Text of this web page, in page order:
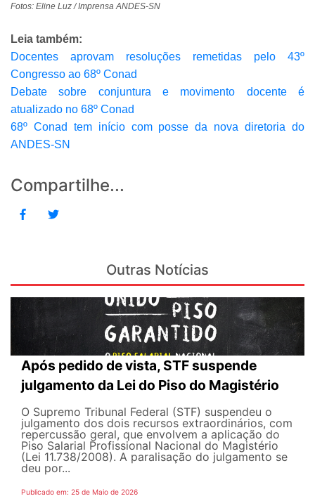
Fotos: Eline Luz / Imprensa ANDES-SN
Leia também:
Docentes aprovam resoluções remetidas pelo 43º
Congresso ao 68º Conad
Debate sobre conjuntura e movimento docente é
atualizado no 68º Conad
68º Conad tem início com posse da nova diretoria do
ANDES-SN
Compartilhe...
Outras Notícias
Após pedido de vista, STF suspende
julgamento da Lei do Piso do Magistério
O Supremo Tribunal Federal (STF) suspendeu o
julgamento dos dois recursos extraordinários, com
repercussão geral, que envolvem a aplicação do
Piso Salarial Profissional Nacional do Magistério
(Lei 11.738/2008). A paralisação do julgamento se
deu por...
Publicado em: 25 de Maio de 2026